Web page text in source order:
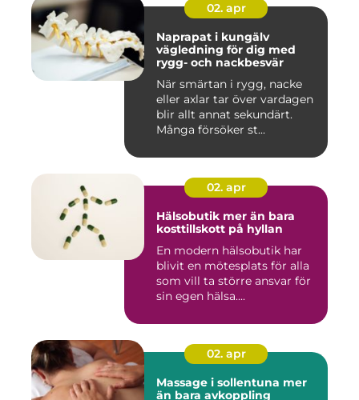
02. apr
Naprapat i kungälv
vägledning för dig med
rygg- och nackbesvär
När smärtan i rygg, nacke
eller axlar tar över vardagen
blir allt annat sekundärt.
Många försöker st...
02. apr
Hälsobutik mer än bara
kosttillskott på hyllan
En modern hälsobutik har
blivit en mötesplats för alla
som vill ta större ansvar för
sin egen hälsa....
02. apr
Massage i sollentuna mer
än bara avkoppling